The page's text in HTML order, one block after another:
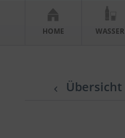
HOME WASSER
Übersicht